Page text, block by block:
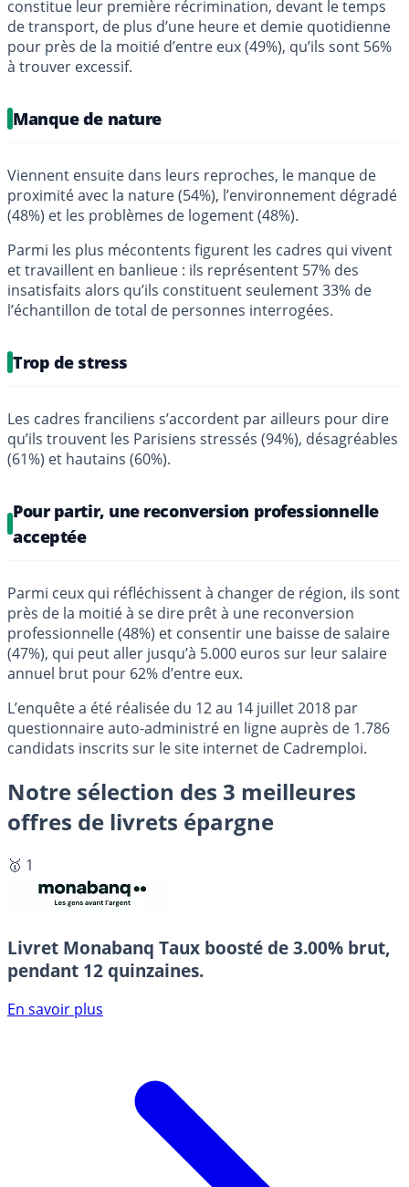
constitue leur première récrimination, devant le temps
de transport, de plus d’une heure et demie quotidienne
pour près de la moitié d’entre eux (49%), qu’ils sont 56%
à trouver excessif.
Manque de nature
Viennent ensuite dans leurs reproches, le manque de
proximité avec la nature (54%), l’environnement dégradé
(48%) et les problèmes de logement (48%).
Parmi les plus mécontents figurent les cadres qui vivent
et travaillent en banlieue : ils représentent 57% des
insatisfaits alors qu’ils constituent seulement 33% de
l’échantillon de total de personnes interrogées.
Trop de stress
Les cadres franciliens s’accordent par ailleurs pour dire
qu’ils trouvent les Parisiens stressés (94%), désagréables
(61%) et hautains (60%).
Pour partir, une reconversion professionnelle
acceptée
Parmi ceux qui réfléchissent à changer de région, ils sont
près de la moitié à se dire prêt à une reconversion
professionnelle (48%) et consentir une baisse de salaire
(47%), qui peut aller jusqu’à 5.000 euros sur leur salaire
annuel brut pour 62% d’entre eux.
L’enquête a été réalisée du 12 au 14 juillet 2018 par
questionnaire auto-administré en ligne auprès de 1.786
candidats inscrits sur le site internet de Cadremploi.
Notre sélection des 3 meilleures
offres de livrets épargne
🥇 1
Livret Monabanq Taux boosté de 3.00% brut,
pendant 12 quinzaines.
En savoir plus